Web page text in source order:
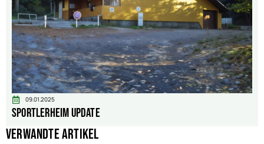
09.01.2025
Sportlerheim Update
Verwandte Artikel